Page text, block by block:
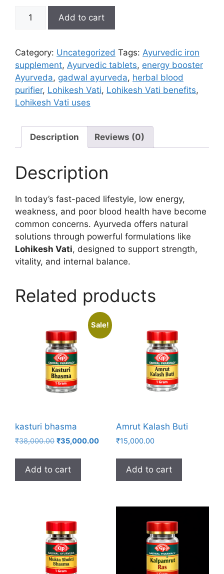
Lohikesh
quantity
Add to cart
Category: Uncategorized Tags: Ayurvedic iron
supplement, Ayurvedic tablets, energy booster
Ayurveda, gadwal ayurveda, herbal blood
purifier, Lohikesh Vati, Lohikesh Vati benefits,
Lohikesh Vati uses
Description Reviews (0)
Description
In today’s fast-paced lifestyle, low energy,
weakness, and poor blood health have become
common concerns. Ayurveda offers natural
solutions through powerful formulations like
Lohikesh Vati, designed to support strength,
vitality, and internal balance.
Related products
Sale!
kasturi bhasma
₹38,000.00 Original
was:
₹38,000.00.
₹35,000.00Current
₹35,000.00.
Add to cart
Amrut Kalash Buti
₹15,000.00
Add to cart